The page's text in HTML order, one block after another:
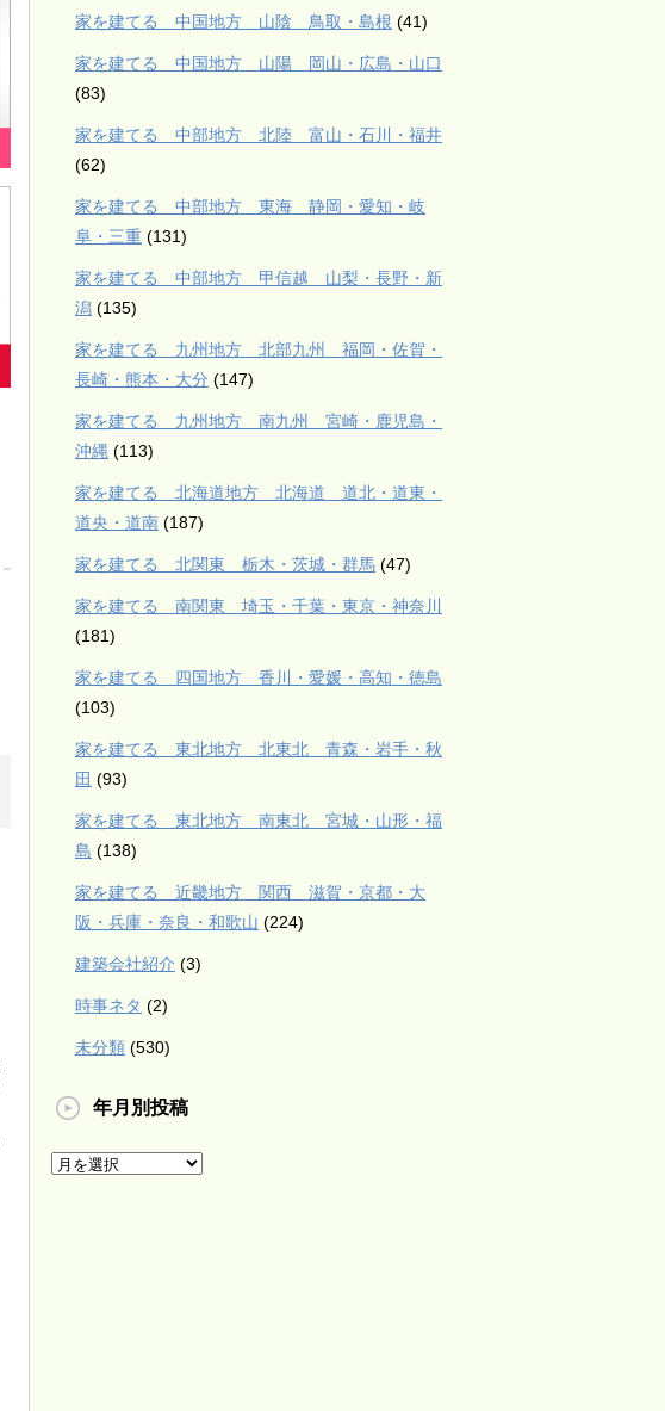
家を建てる 中国地方 山陰 鳥取・島根 (41)
家を建てる 中国地方 山陽 岡山・広島・山口
(83)
家を建てる 中部地方 北陸 富山・石川・福井
(62)
家を建てる 中部地方 東海 静岡・愛知・岐
阜・三重 (131)
家を建てる 中部地方 甲信越 山梨・長野・新
潟 (135)
家を建てる 九州地方 北部九州 福岡・佐賀・
長崎・熊本・大分 (147)
家を建てる 九州地方 南九州 宮崎・鹿児島・
沖縄 (113)
家を建てる 北海道地方 北海道 道北・道東・
道央・道南 (187)
家を建てる 北関東 栃木・茨城・群馬 (47)
家を建てる 南関東 埼玉・千葉・東京・神奈川
(181)
家を建てる 四国地方 香川・愛媛・高知・徳島
(103)
家を建てる 東北地方 北東北 青森・岩手・秋
田 (93)
家を建てる 東北地方 南東北 宮城・山形・福
島 (138)
家を建てる 近畿地方 関西 滋賀・京都・大
阪・兵庫・奈良・和歌山 (224)
建築会社紹介 (3)
時事ネタ (2)
未分類 (530)
年月別投稿